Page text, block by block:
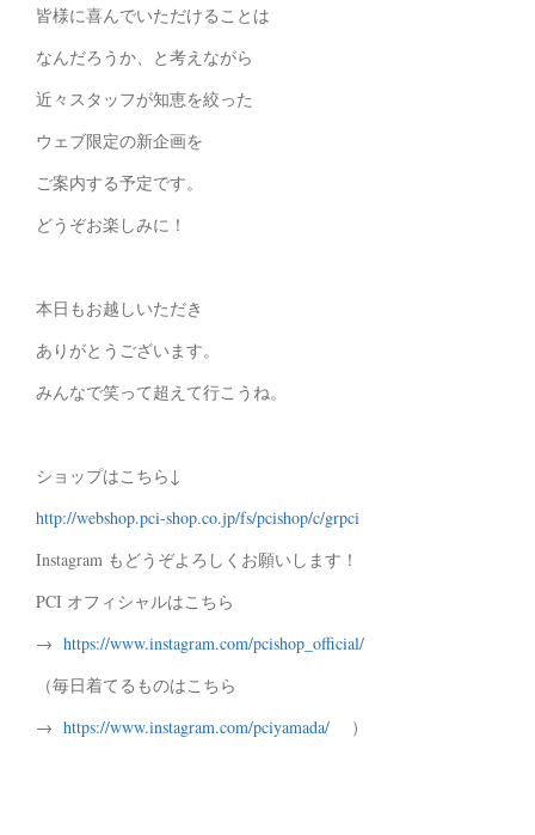
皆様に喜んでいただけることは
なんだろうか、と考えながら
近々スタッフが知恵を絞った
ウェブ限定の新企画を
ご案内する予定です。
どうぞお楽しみに！
本日もお越しいただき
ありがとうございます。
みんなで笑って超えて行こうね。
ショップはこちら↓
http://webshop.pci-shop.co.jp/fs/pcishop/c/grpci
Instagram もどうぞよろしくお願いします！
PCI オフィシャルはこちら
→ https://www.instagram.com/pcishop_official/
（毎日着てるものはこちら
→ https://www.instagram.com/pciyamada/ ）